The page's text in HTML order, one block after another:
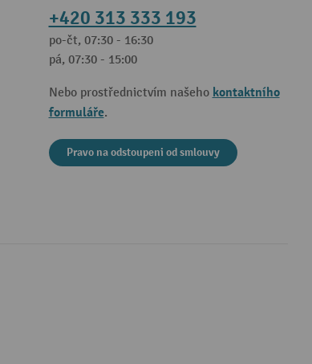
+420 313 333 193
po-čt, 07:30 - 16:30
pá, 07:30 - 15:00
Nebo prostřednictvím našeho kontaktního
formuláře.
Pravo na odstoupeni od smlouvy